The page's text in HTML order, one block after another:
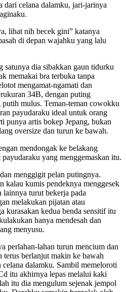
dari celana dalamku, jari-jarinya
lihat nih becek gini” katanya
di depan wajahku yang lalu
satunya dia sibakkan gaun tidurku
memakai bra terbuka tanpa
mengamat-ngamati dan
34B, dengan puting
mulus. Teman-teman cowokku
payudaraku ideal untuk orang
punya artis bokep Jepang, bukan
oversize dan turun ke bawah.
mendongak ke belakang
yang menggemaskan itu.
menggigit pelan putingnya.
kalau kumis pendeknya menggesek
turut bekerja pada
melakukan pijatan atau
kurasakan kedua benda sensitif itu
hanya mendesah dan
menyusu.
perlahan-lahan turun mencium dan
berlanjut makin ke bawah
dalamku. Sambil memeloroti
itu akhirnya lepas melalui kaki
itu dia mengulum sejenak jempol